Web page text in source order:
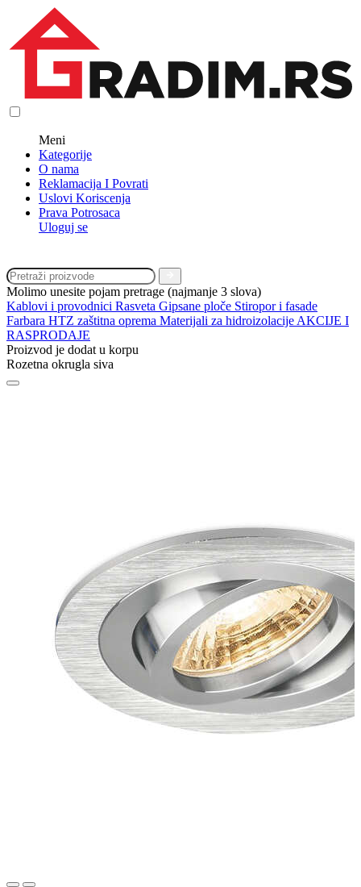
Meni
Kategorije
O nama
Reklamacija I Povrati
Uslovi Koriscenja
Prava Potrosaca
Uloguj se
Molimo unesite pojam pretrage (najmanje 3 slova)
Kablovi i provodnici Rasveta Gipsane ploče Stiropor i fasade
Farbara HTZ zaštitna oprema Materijali za hidroizolacije AKCIJE I
RASPRODAJE
Proizvod je dodat u korpu
Rozetna okrugla siva